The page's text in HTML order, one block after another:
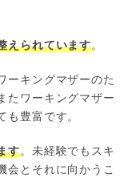
えられています。
ーキングマザーのた
たワーキングマザー
も豊富です。
す。未経験でもスキ
会とそれに向かうこ